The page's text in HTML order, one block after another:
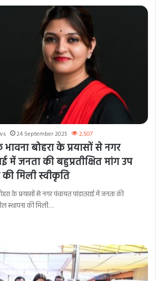
24 September 2025 2,507
बोहरा के प्रयासों से नगर
में जनता की बहुप्रतीक्षित मांग उप
मिली स्वीकृति
के प्रयासों से नगर पंचायत पांडातराई में जनता की
स्थापना की मिली…